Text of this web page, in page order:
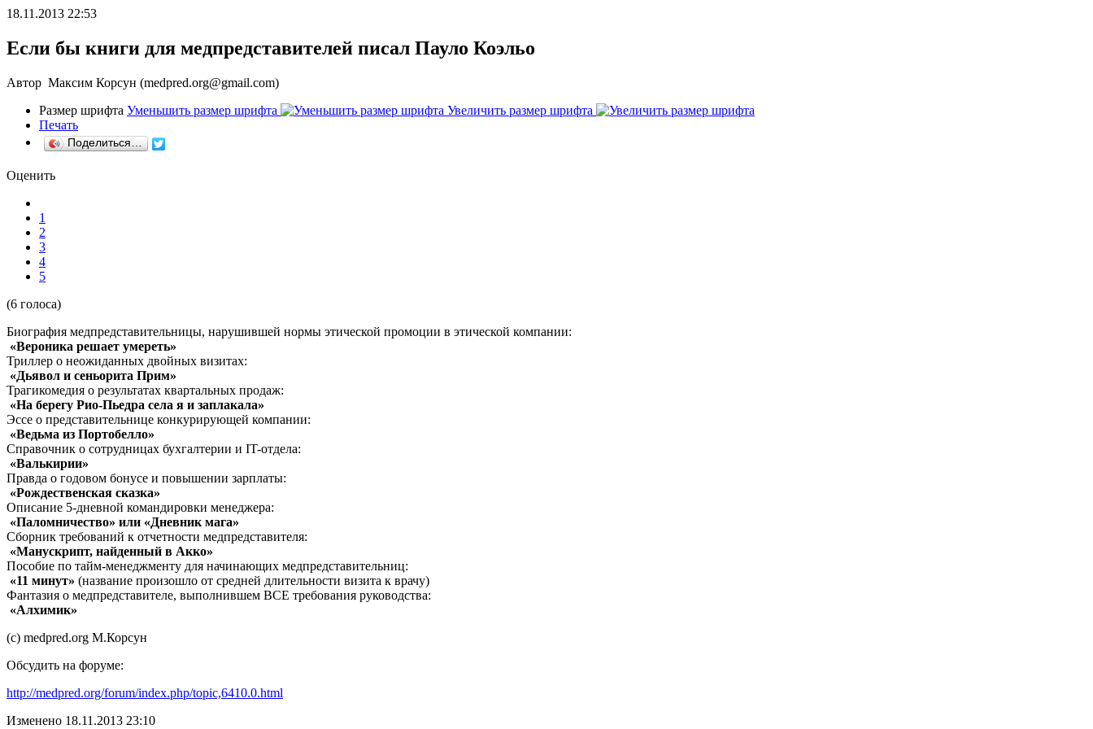
18.11.2013 22:53
Если бы книги для медпредставителей писал Пауло Коэльо
Автор Максим Корсун (medpred.org@gmail.com)
Размер шрифта Уменьшить размер шрифта
Увеличить размер шрифта
Печать
Поделиться…
Оценить
1
2
3
4
5
(6 голоса)
Биография медпредставительницы, нарушившей нормы этической промоции в этической компании:
«Вероника решает умереть»
Триллер о неожиданных двойных визитах:
«Дьявол и сеньорита Прим»
Трагикомедия о результатах квартальных продаж:
«На берегу Рио-Пьедра села я и заплакала»
Эссе о представительнице конкурирующей компании:
«Ведьма из Портобелло»
Справочник о сотрудницах бухгалтерии и IT-отдела:
«Валькирии»
Правда о годовом бонусе и повышении зарплаты:
«Рождественская сказка»
Описание 5-дневной командировки менеджера:
«Паломничество» или «Дневник мага»
Сборник требований к отчетности медпредставителя:
«Манускрипт, найденный в Акко»
Пособие по тайм-менеджменту для начинающих медпредставительниц:
«11 минут» (название произошло от средней длительности визита к врачу)
Фантазия о медпредставителе, выполнившем ВСЕ требования руководства:
«Алхимик»
(c) medpred.org М.Корсун
Обсудить на форуме:
http://medpred.org/forum/index.php/topic,6410.0.html
Изменено 18.11.2013 23:10